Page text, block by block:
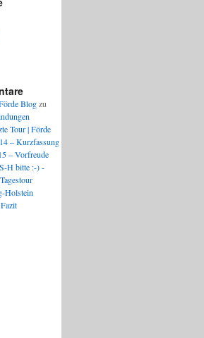
Blogzu
Tour | Förde
– Kurzfassung
– Vorfreude
H bitte :-) -
Tagestour
Holstein